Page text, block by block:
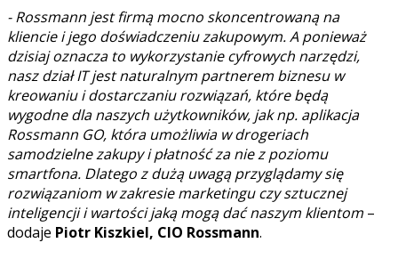
- Rossmann jest firmą mocno skoncentrowaną na
kliencie i jego doświadczeniu zakupowym. A ponieważ
dzisiaj oznacza to wykorzystanie cyfrowych narzędzi,
nasz dział IT jest naturalnym partnerem biznesu w
kreowaniu i dostarczaniu rozwiązań, które będą
wygodne dla naszych użytkowników, jak np. aplikacja
Rossmann GO, która umożliwia w drogeriach
samodzielne zakupy i płatność za nie z poziomu
smartfona. Dlatego z dużą uwagą przyglądamy się
rozwiązaniom w zakresie marketingu czy sztucznej
inteligencji i wartości jaką mogą dać naszym klientom –
dodaje Piotr Kiszkiel, CIO Rossmann.